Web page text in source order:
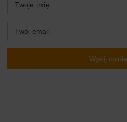
Twoje imię
Twój email
Wyślij opinię